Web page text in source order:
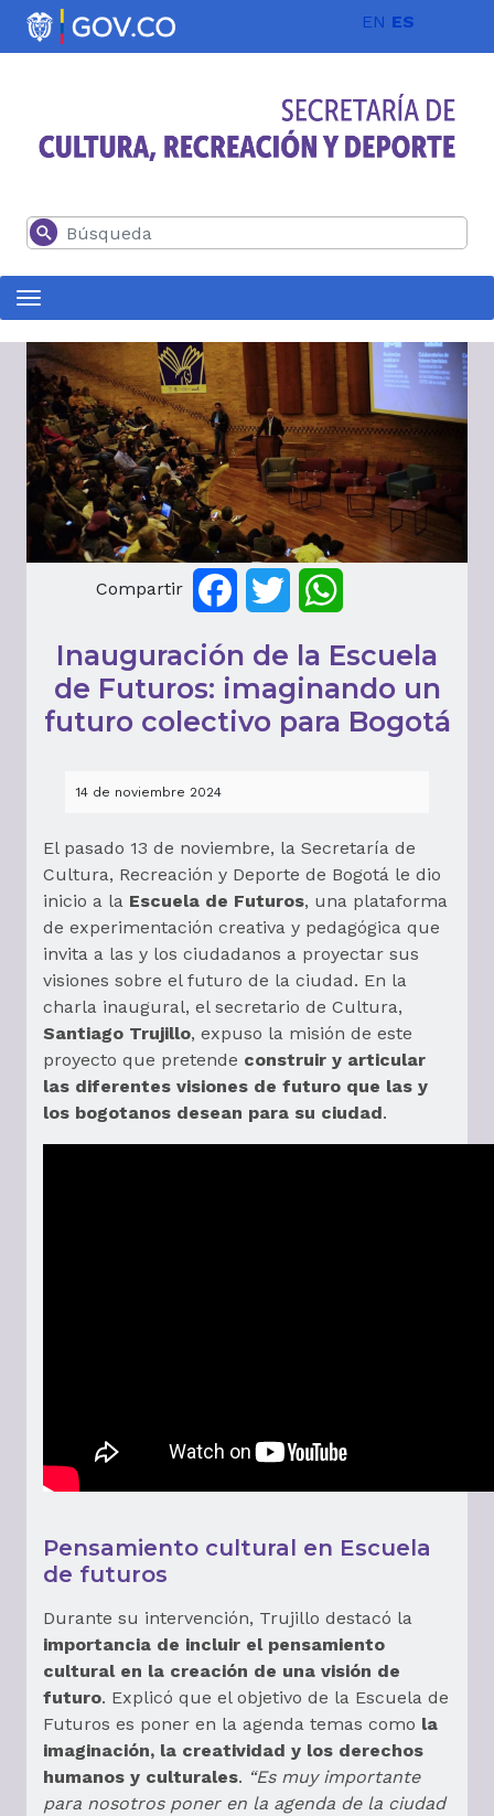
Pasar al contenido principal EN ES
Buscar
Compartir FacebookTwitter
Inauguración de la Escuela
de Futuros: imaginando un
futuro colectivo para Bogotá
14 de noviembre 2024
El pasado 13 de noviembre, la Secretaría de
Cultura, Recreación y Deporte de Bogotá le dio
inicio a la Escuela de Futuros, una plataforma
de experimentación creativa y pedagógica que
invita a las y los ciudadanos a proyectar sus
visiones sobre el futuro de la ciudad. En la
charla inaugural, el secretario de Cultura,
Santiago Trujillo, expuso la misión de este
proyecto que pretende construir y articular
las diferentes visiones de futuro que las y
los bogotanos desean para su ciudad.
Pensamiento cultural en Escuela
de futuros
Durante su intervención, Trujillo destacó la
importancia de incluir el pensamiento
cultural en la creación de una visión de
futuro. Explicó que el objetivo de la Escuela de
Futuros es poner en la agenda temas como la
imaginación, la creatividad y los derechos
humanos y culturales. “Es muy importante
para nosotros poner en la agenda de la ciudad